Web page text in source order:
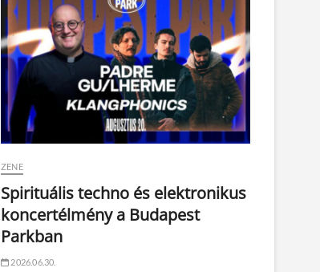
ZENE
Spirituális techno és elektronikus
koncertélmény a Budapest
Parkban
2026.06.30.